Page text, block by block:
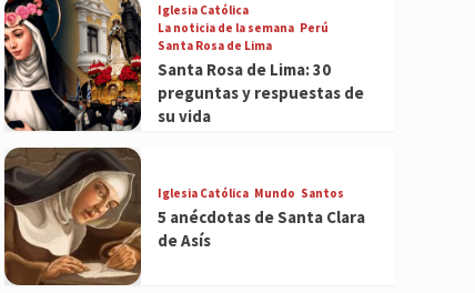
Iglesia Católica
La noticia de la semana Perú
Santa Rosa de Lima
Santa Rosa de Lima: 30
preguntas y respuestas de
su vida
Iglesia Católica Mundo Santos
5 anécdotas de Santa Clara
de Asís